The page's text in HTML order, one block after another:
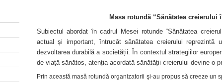
Masa rotundă “Sănătatea
Subiectul abordat în cadrul Mesei rotunde “Sănătatea
actual și important, întrucât sănătatea creierului reprezintă
dezvoltarea durabilă a societății. În contextul strategiilor
de viață sănătos, atenția acordată sănătății creierului devine o
Prin această masă rotundă organizatorii şi-au propus să creeze